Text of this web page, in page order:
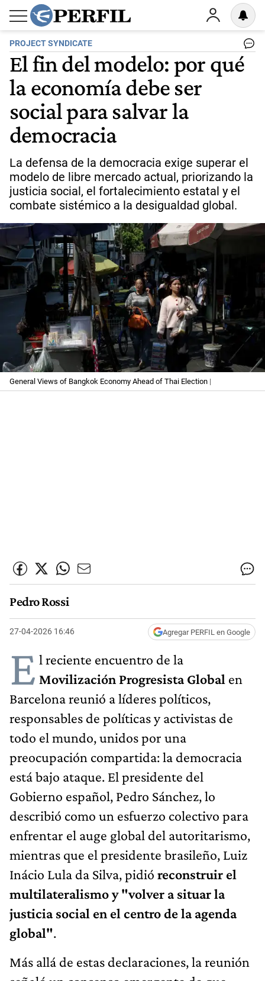
PROJECT SYNDICATE
El fin del modelo: por qué
la economía debe ser
social para salvar la
democracia
La defensa de la democracia exige superar el
modelo de libre mercado actual, priorizando la
justicia social, el fortalecimiento estatal y el
combate sistémico a la desigualdad global.
General Views of Bangkok Economy Ahead of Thai Election |
Pedro Rossi
27-04-2026 16:46 Agregar PERFIL en Google
E l reciente encuentro de la
Movilización Progresista Global en
Barcelona reunió a líderes políticos,
responsables de políticas y activistas de
todo el mundo, unidos por una
preocupación compartida: la democracia
está bajo ataque. El presidente del
Gobierno español, Pedro Sánchez, lo
describió como un esfuerzo colectivo para
enfrentar el auge global del autoritarismo,
mientras que el presidente brasileño, Luiz
Inácio Lula da Silva, pidió reconstruir el
multilateralismo y "volver a situar la
justicia social en el centro de la agenda
global".
Más allá de estas declaraciones, la reunión